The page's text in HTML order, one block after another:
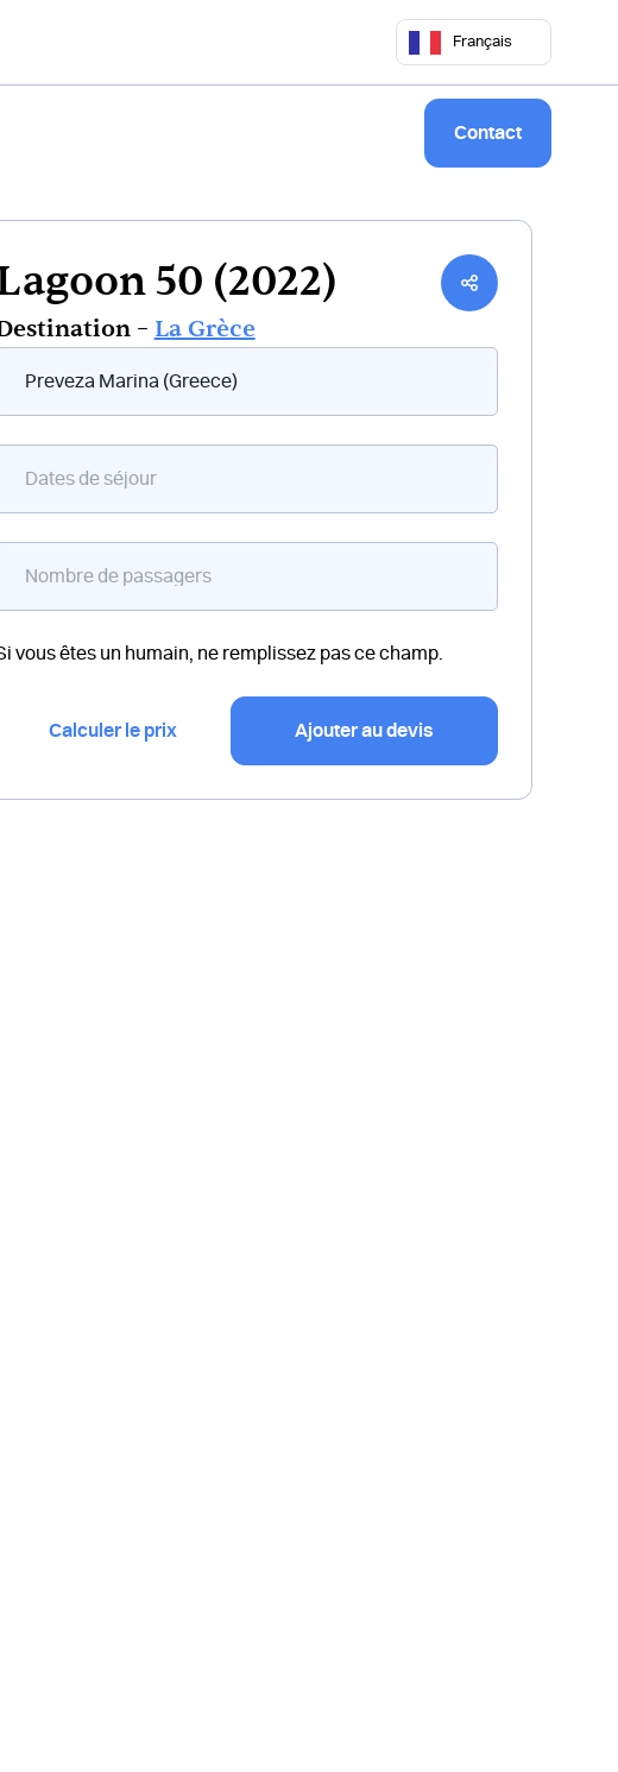
Français
Contact
50 (2022)
– La Grèce
flottant
vous êtes un humain, ne remplissez pas ce champ.
Calculer le prix Ajouter au devis